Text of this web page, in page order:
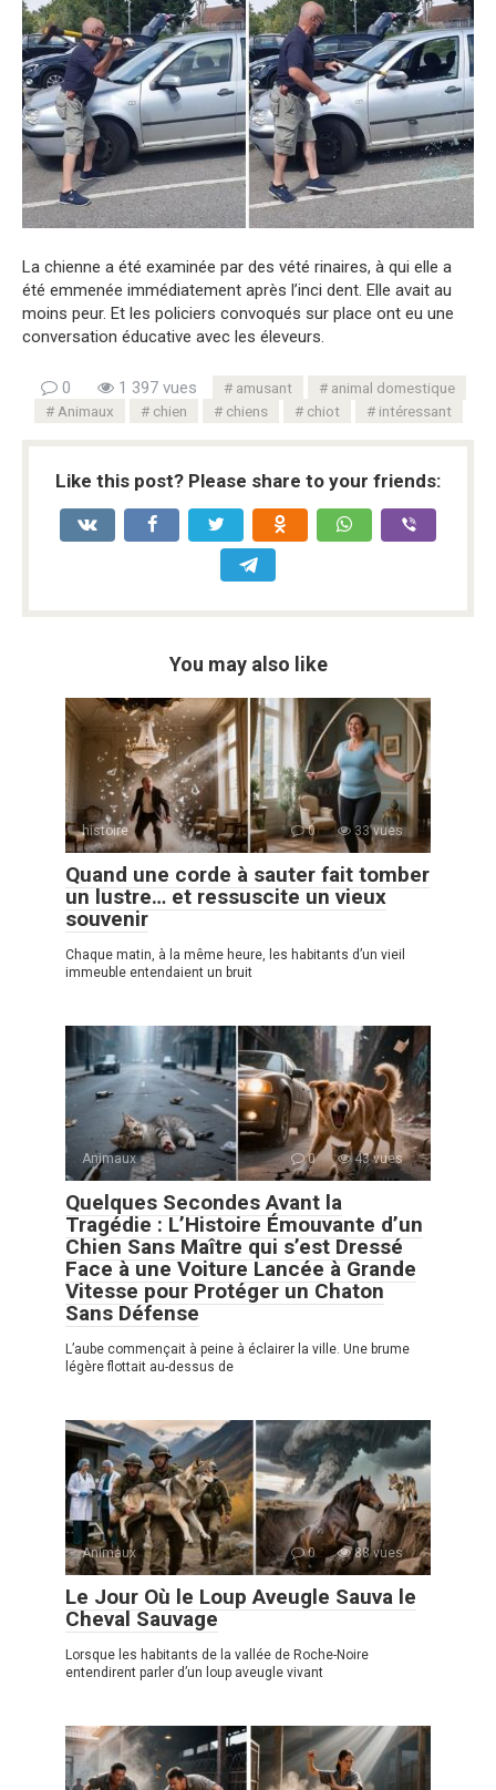
La chienne a été examinée par des vété rinaires, à qui elle a
été emmenée immédiatement après l’inci dent. Elle avait au
moins peur. Et les policiers convoqués sur place ont eu une
conversation éducative avec les éleveurs.
0 1 397 vues amusant
animal domestique
Animaux
chien chiens chiot intéressant
Like this post? Please share to your friends:
You may also like
histoire 0 33 vues
Quand une corde à sauter fait tomber
un lustre… et ressuscite un vieux
souvenir
Chaque matin, à la même heure, les habitants d’un vieil
immeuble entendaient un bruit
Animaux 0 43 vues
Quelques Secondes Avant la
Tragédie : L’Histoire Émouvante d’un
Chien Sans Maître qui s’est Dressé
Face à une Voiture Lancée à Grande
Vitesse pour Protéger un Chaton
Sans Défense
L’aube commençait à peine à éclairer la ville. Une brume
légère flottait au-dessus de
Animaux 0 88 vues
Le Jour Où le Loup Aveugle Sauva le
Cheval Sauvage
Lorsque les habitants de la vallée de Roche-Noire
entendirent parler d’un loup aveugle vivant